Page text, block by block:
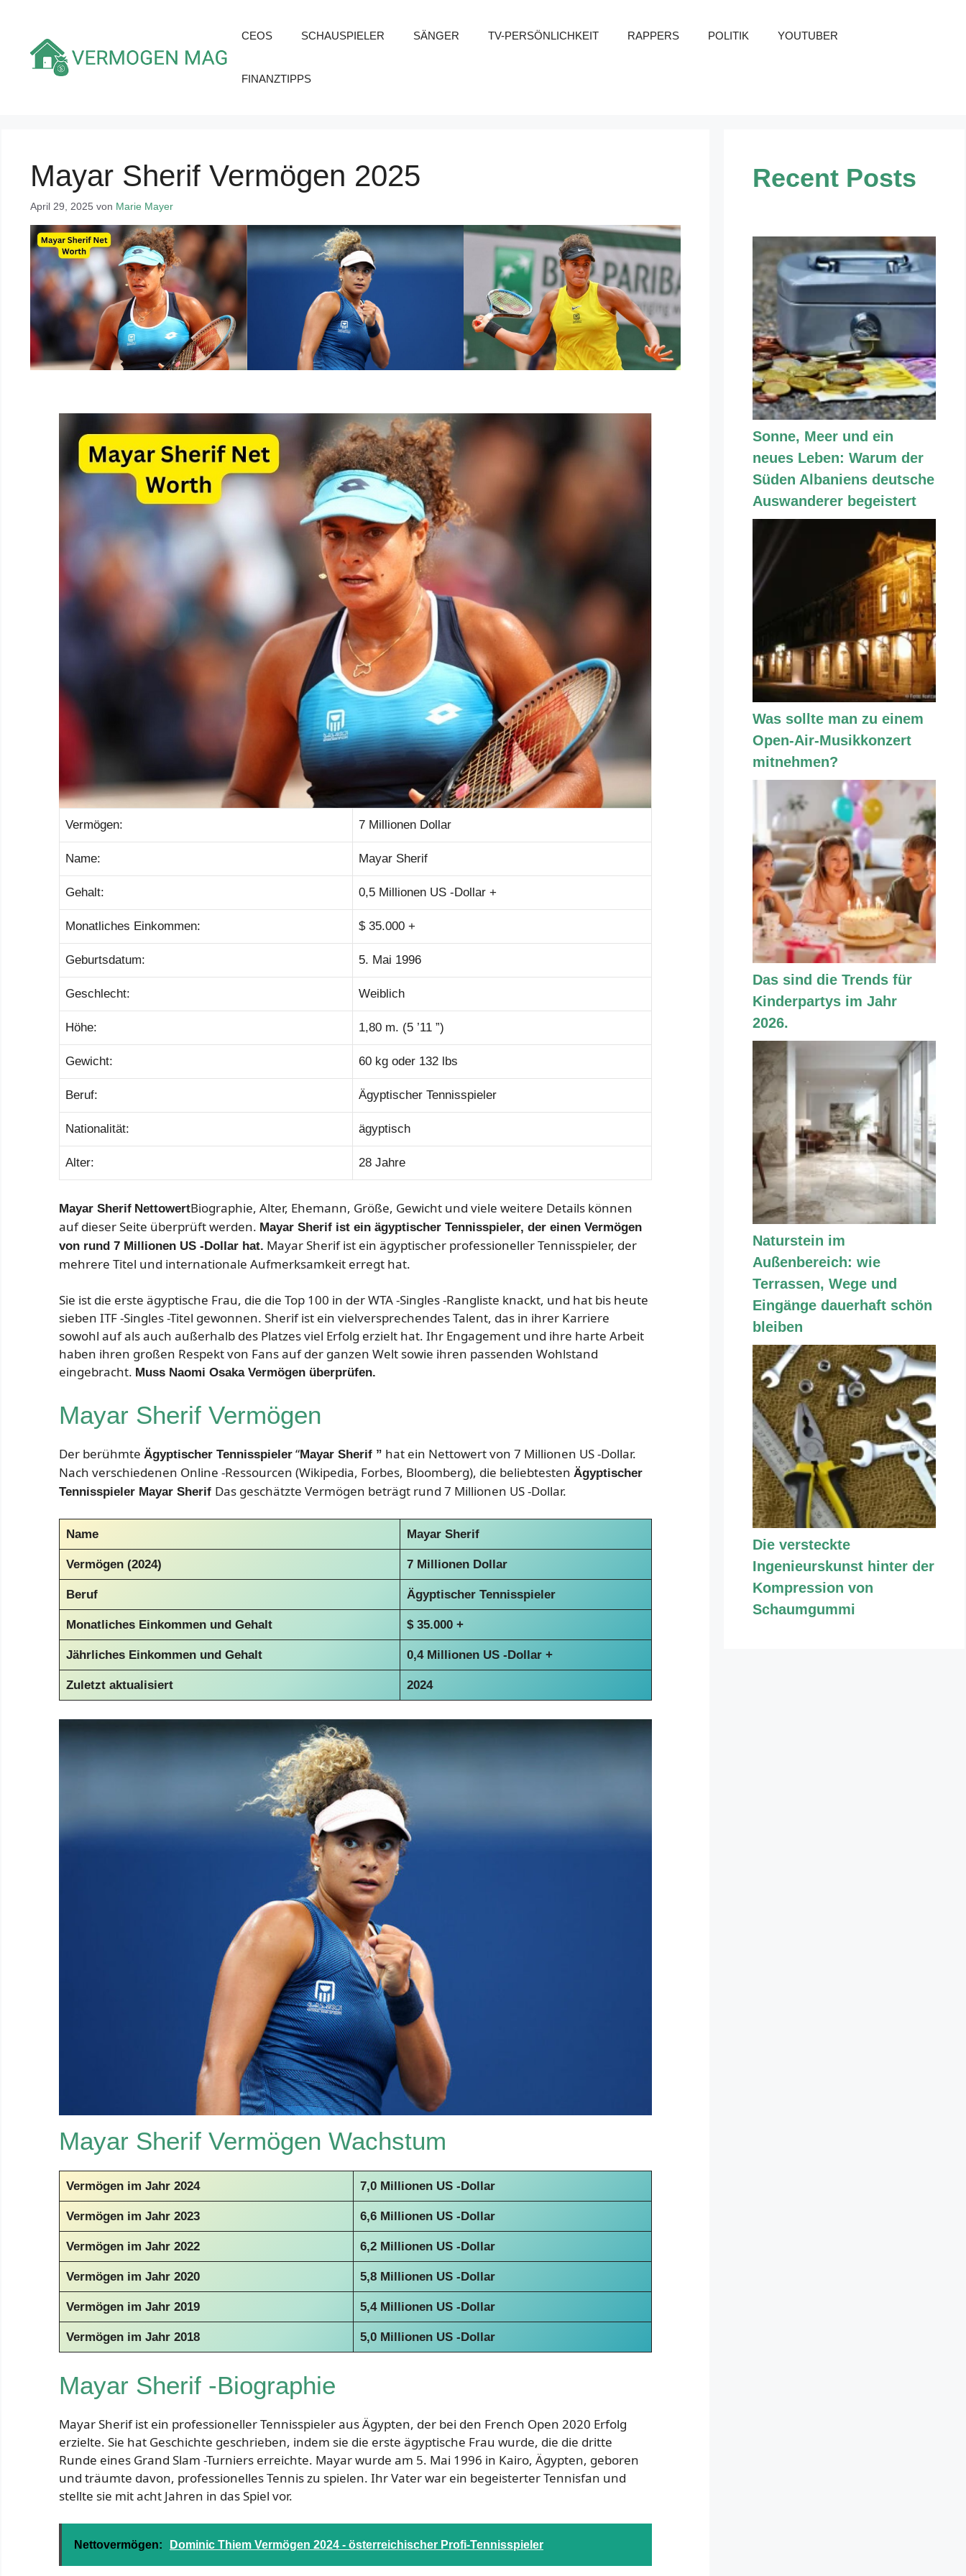
springen
CEOS SCHAUSPIELER SÄNGER TV-PERSÖNLICHKEIT RAPPERS POLITIK YOUTUBER
FINANZTIPPS
Mayar Sherif Vermögen 2025
April 29, 2025 von Marie Mayer
Vermögen: 7 Millionen Dollar
Name: Mayar Sherif
Gehalt: 0,5 Millionen US -Dollar +
Monatliches Einkommen: $ 35.000 +
Geburtsdatum: 5. Mai 1996
Geschlecht: Weiblich
Höhe: 1,80 m. (5 ’11 ”)
Gewicht: 60 kg oder 132 lbs
Beruf: Ägyptischer Tennisspieler
Nationalität: ägyptisch
Alter: 28 Jahre
Mayar Sherif NettowertBiographie, Alter, Ehemann, Größe, Gewicht und viele weitere Details können
auf dieser Seite überprüft werden. Mayar Sherif ist ein ägyptischer Tennisspieler, der einen Vermögen
von rund 7 Millionen US -Dollar hat. Mayar Sherif ist ein ägyptischer professioneller Tennisspieler, der
mehrere Titel und internationale Aufmerksamkeit erregt hat.
Sie ist die erste ägyptische Frau, die die Top 100 in der WTA -Singles -Rangliste knackt, und hat bis heute
sieben ITF -Singles -Titel gewonnen. Sherif ist ein vielversprechendes Talent, das in ihrer Karriere
sowohl auf als auch außerhalb des Platzes viel Erfolg erzielt hat. Ihr Engagement und ihre harte Arbeit
haben ihren großen Respekt von Fans auf der ganzen Welt sowie ihren passenden Wohlstand
eingebracht. Muss Naomi Osaka Vermögen überprüfen.
Mayar Sherif Vermögen
Der berühmte Ägyptischer Tennisspieler “Mayar Sherif ” hat ein Nettowert von 7 Millionen US -Dollar.
Nach verschiedenen Online -Ressourcen (Wikipedia, Forbes, Bloomberg), die beliebtesten Ägyptischer
Tennisspieler Mayar Sherif Das geschätzte Vermögen beträgt rund 7 Millionen US -Dollar.
Name Mayar Sherif
Vermögen (2024) 7 Millionen Dollar
Beruf Ägyptischer Tennisspieler
Monatliches Einkommen und Gehalt $ 35.000 +
Jährliches Einkommen und Gehalt 0,4 Millionen US -Dollar +
Zuletzt aktualisiert 2024
Mayar Sherif Vermögen Wachstum
Vermögen im Jahr 2024 7,0 Millionen US -Dollar
Vermögen im Jahr 2023 6,6 Millionen US -Dollar
Vermögen im Jahr 2022 6,2 Millionen US -Dollar
Vermögen im Jahr 2020 5,8 Millionen US -Dollar
Vermögen im Jahr 2019 5,4 Millionen US -Dollar
Vermögen im Jahr 2018 5,0 Millionen US -Dollar
Mayar Sherif -Biographie
Mayar Sherif ist ein professioneller Tennisspieler aus Ägypten, der bei den French Open 2020 Erfolg
erzielte. Sie hat Geschichte geschrieben, indem sie die erste ägyptische Frau wurde, die die dritte
Runde eines Grand Slam -Turniers erreichte. Mayar wurde am 5. Mai 1996 in Kairo, Ägypten, geboren
und träumte davon, professionelles Tennis zu spielen. Ihr Vater war ein begeisterter Tennisfan und
stellte sie mit acht Jahren in das Spiel vor.
Nettovermögen: Dominic Thiem Vermögen 2024 - österreichischer Profi-Tennisspieler
Recent Posts
Sonne, Meer und ein
neues Leben: Warum der
Süden Albaniens deutsche
Auswanderer begeistert
Was sollte man zu einem
Open-Air-Musikkonzert
mitnehmen?
Das sind die Trends für
Kinderpartys im Jahr
2026.
Naturstein im
Außenbereich: wie
Terrassen, Wege und
Eingänge dauerhaft schön
bleiben
Die versteckte
Ingenieurskunst hinter der
Kompression von
Schaumgummi